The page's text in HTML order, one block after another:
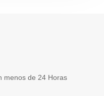
menos de 24 Horas